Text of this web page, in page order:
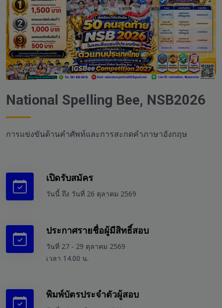
National Spelling Bee, NSB2026
การแข่งขันด้านคำศัพท์และการสะกดคำภาษาอังกฤษ
เปิดรับสมัคร
วันนี้ ถึง วันที่ 26 ตุลาคม 2569
ประกาศรายชื่อผู้มีสิทธิ์สอบ
วันที่ 27 - 29 ตุลาคม 2569
เวลา 14.00 น.
พิมพ์บัตรประจำตัวผู้สอบ